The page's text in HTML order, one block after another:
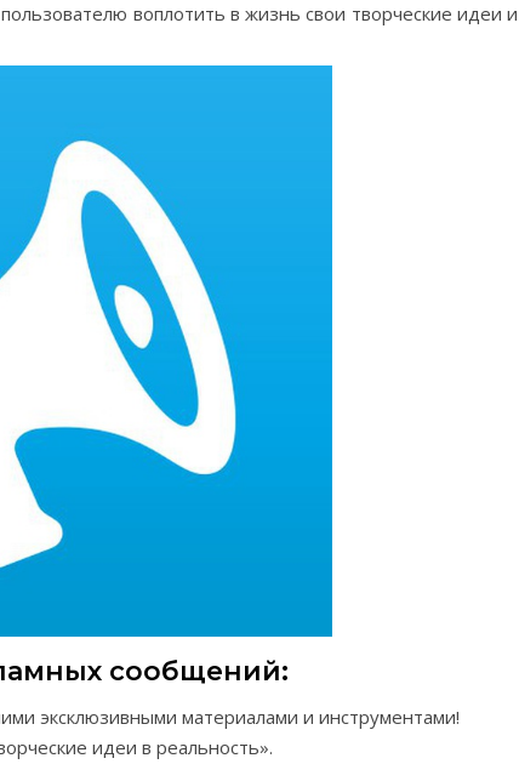
воплотить в жизнь свои творческие идеи и
сообщений:
эксклюзивными материалами и инструментами!
идеи в реальность».